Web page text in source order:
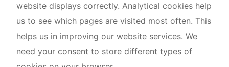
website displays correctly. Analytical cookies help
us to see which pages are visited most often. This
helps us in improving our website services. We
need your consent to store different types of